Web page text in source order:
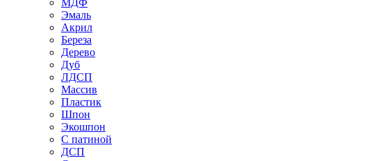
Эмаль
Акрил
Береза
Дерево
Дуб
ЛДСП
Массив
Пластик
Шпон
Экошпон
С патиной
ДСП